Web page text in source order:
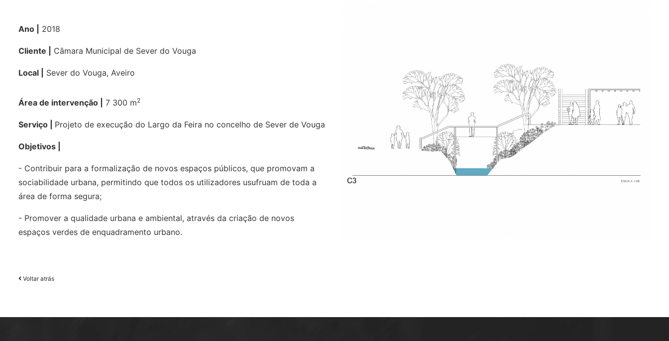
Ano | 2018
Cliente | Câmara Municipal de Sever do Vouga
Local | Sever do Vouga, Aveiro
Área de intervenção | 7 300 m2
Serviço | Projeto de execução do Largo da Feira no concelho de Sever de Vouga
Objetivos |
- Contribuir para a formalização de novos espaços públicos, que promovam a
sociabilidade urbana, permitindo que todos os utilizadores usufruam de toda a
área de forma segura;
- Promover a qualidade urbana e ambiental, através da criação de novos
espaços verdes de enquadramento urbano.
Voltar atrás